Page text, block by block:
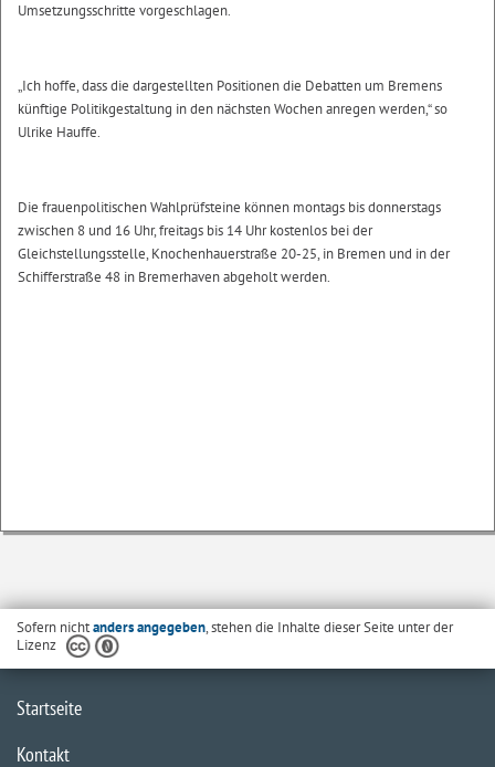
Umsetzungsschritte vorgeschlagen.
„Ich hoffe, dass die dargestellten Positionen die Debatten um Bremens
künftige Politikgestaltung in den nächsten Wochen anregen werden,“ so
Ulrike Hauffe.
Die frauenpolitischen Wahlprüfsteine können montags bis donnerstags
zwischen 8 und 16 Uhr, freitags bis 14 Uhr kostenlos bei der
Gleichstellungsstelle, Knochenhauerstraße 20-25, in Bremen und in der
Schifferstraße 48 in Bremerhaven abgeholt werden.
Sofern nichtanders angegeben, stehen die Inhalte dieser Seite unter der
Lizenz
Startseite
Kontakt